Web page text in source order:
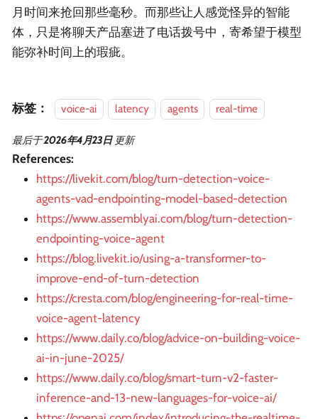
月时间来抢回那些毫秒。而那些让人感觉怪异的智能
体，只是将聊天产品塞进了电话拨号中，寄希望于模型
能弥补时间上的瑕疵。
标签： voice-ai latency agents real-time
最后于2026年4月23日 更新
References:
https://livekit.com/blog/turn-detection-voice-
agents-vad-endpointing-model-based-detection
https://www.assemblyai.com/blog/turn-detection-
endpointing-voice-agent
https://blog.livekit.io/using-a-transformer-to-
improve-end-of-turn-detection
https://cresta.com/blog/engineering-for-real-time-
voice-agent-latency
https://www.daily.co/blog/advice-on-building-voice-
ai-in-june-2025/
https://www.daily.co/blog/smart-turn-v2-faster-
inference-and-13-new-languages-for-voice-ai/